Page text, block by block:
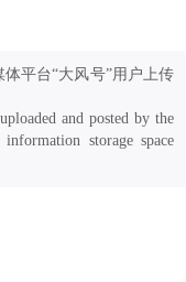
平台“大风号”用户上传
and posted by the
storage space